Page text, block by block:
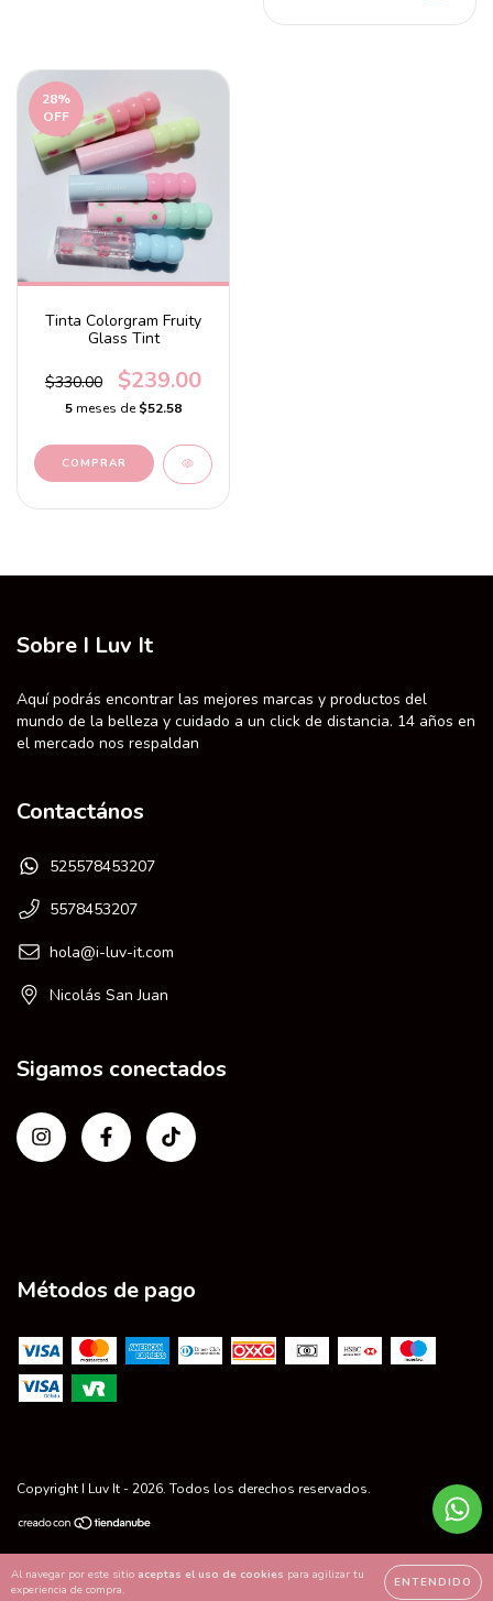
Al navegar por este sitio aceptas el uso de cookies para agilizar tu
experiencia de compra.
ENTENDIDO
28%
OFF
Tinta Colorgram Fruity
Glass Tint
$330.00 $239.00
5 meses de$52.58
COMPRAR
Sobre I Luv It
Aquí podrás encontrar las mejores marcas y productos del
mundo de la belleza y cuidado a un click de distancia. 14 años en
el mercado nos respaldan
Contactános
525578453207
5578453207
hola@i-luv-it.com
Nicolás San Juan
Sigamos conectados
Métodos de pago
Copyright I Luv It - 2026. Todos los derechos reservados.